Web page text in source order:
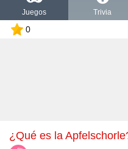
Juegos Trivia
0
¿Qué es la